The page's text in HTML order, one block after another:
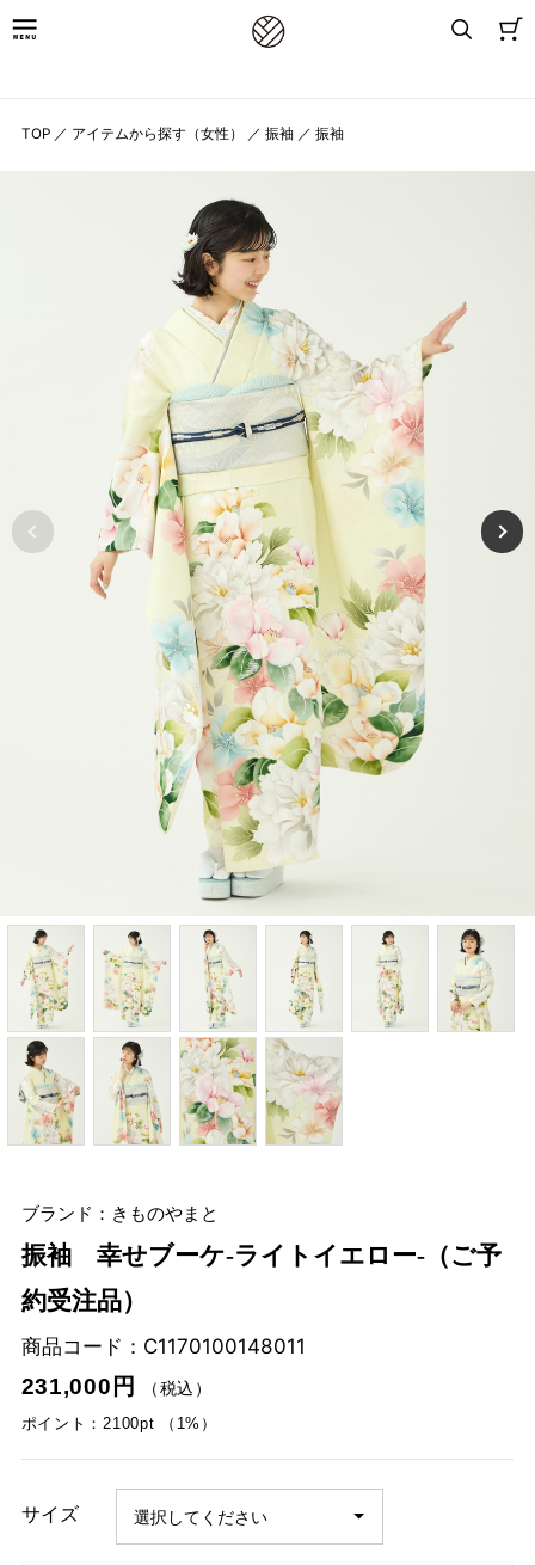
TOP ／ アイテムから探す（女性） ／ 振袖 ／ 振袖
ブランド：きものやまと
振袖 幸せブーケ-ライトイエロー-（ご予
約受注品）
商品コード： C1170100148011
231,000円
（税込）
ポイント：2100pt （1%）
サイズ